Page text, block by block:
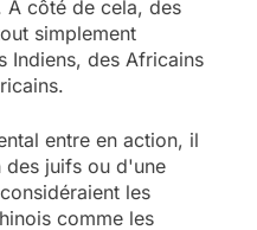
À côté de cela, des
simplement
Indiens, des Africains
entre en action, il
juifs ou d'une
les
comme les